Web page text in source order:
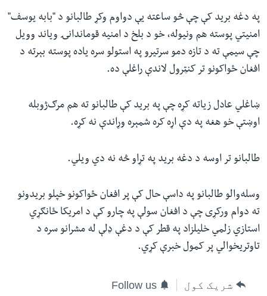
په دغه برید کې چې څو ساعته یې دواوم وکړ طالبانو د "بابه یوسف"
امنیتي پوسته هم ونیوله، خو د بلخ د امنیه قوماندانۍ ویاند وویل
چې سیمې ته د تازه دمو سرتیرو په استولو سره یاده پوسته بېرته د
افغان ځواکونو تر کنټرول لاندې راغلې ده.
ښاغلي عادل زیاته کړه چې په برید کې طالبانو ته هم مرګ‌ژوبله
اوښتې خو هغه په دې اړه کره شمېره وړاندې نه کړه.
طالبانو تر اوسه د دغه برید په تړاو څه نه دي ویلي.
وسله‌والو طالبانو په داسې حال کې پر افغان ځواکونو خپلو بریدونو
ته دوام ورکړی چې د افغان سولې په چارو کې د امریکا ځانګړي
استازي زلمي خلیلزاد په قطر کې د دغې ډلې له مشرانو سره د
تاوتریخوالي پر کمول خبرې کړي.
شریک کول Follow us